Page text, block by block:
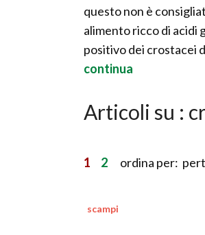
questo non è
alimento ricco di acidi
positivo dei crostacei
continua
Articoli su :
1 2 ordina per:
scampi